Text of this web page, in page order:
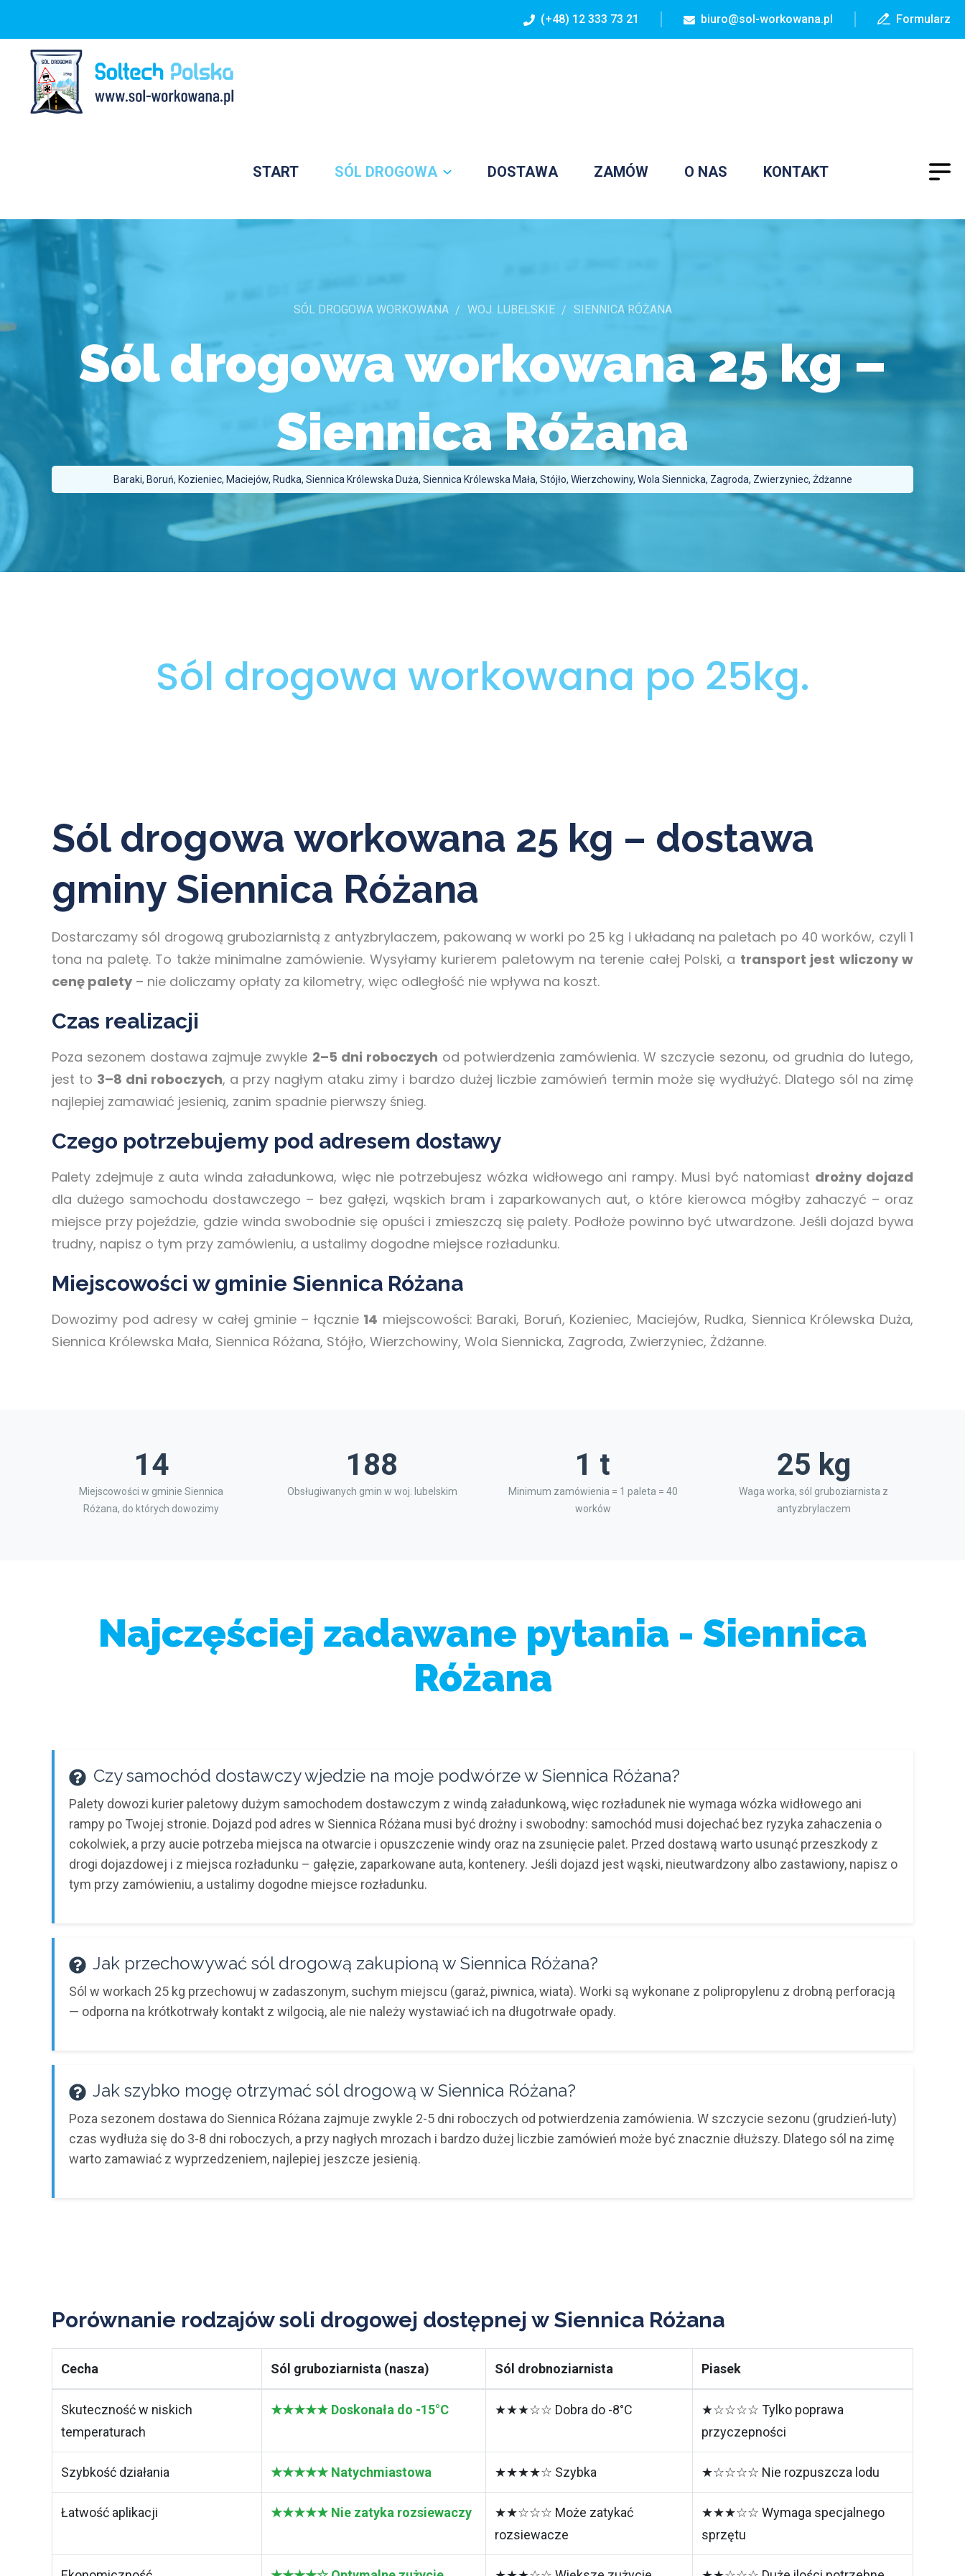
(+48) 12 333 73 21 biuro@sol-workowana.pl Formularz
START SÓL DROGOWA DOSTAWA ZAMÓW O NAS KONTAKT
SÓL DROGOWA WORKOWANA WOJ. LUBELSKIE SIENNICA RÓŻANA
Sól drogowa workowana 25 kg –
Siennica Różana
Baraki, Boruń, Kozieniec, Maciejów, Rudka, Siennica Królewska Duża, Siennica Królewska Mała, Stójło, Wierzchowiny, Wola Siennicka, Zagroda, Zwierzyniec, Żdżanne
Sól drogowa workowana po 25kg.
Sól drogowa workowana 25 kg – dostawa
gminy Siennica Różana
Dostarczamy sól drogową gruboziarnistą z antyzbrylaczem, pakowaną w worki po 25 kg i układaną na paletach po 40 worków, czyli 1
tona na paletę. To także minimalne zamówienie. Wysyłamy kurierem paletowym na terenie całej Polski, a transport jest wliczony w
cenę palety – nie doliczamy opłaty za kilometry, więc odległość nie wpływa na koszt.
Czas realizacji
Poza sezonem dostawa zajmuje zwykle 2–5 dni roboczych od potwierdzenia zamówienia. W szczycie sezonu, od grudnia do lutego,
jest to 3–8 dni roboczych, a przy nagłym ataku zimy i bardzo dużej liczbie zamówień termin może się wydłużyć. Dlatego sól na zimę
najlepiej zamawiać jesienią, zanim spadnie pierwszy śnieg.
Czego potrzebujemy pod adresem dostawy
Palety zdejmuje z auta winda załadunkowa, więc nie potrzebujesz wózka widłowego ani rampy. Musi być natomiast drożny dojazd
dla dużego samochodu dostawczego – bez gałęzi, wąskich bram i zaparkowanych aut, o które kierowca mógłby zahaczyć – oraz
miejsce przy pojeździe, gdzie winda swobodnie się opuści i zmieszczą się palety. Podłoże powinno być utwardzone. Jeśli dojazd bywa
trudny, napisz o tym przy zamówieniu, a ustalimy dogodne miejsce rozładunku.
Miejscowości w gminie Siennica Różana
Dowozimy pod adresy w całej gminie – łącznie 14 miejscowości: Baraki, Boruń, Kozieniec, Maciejów, Rudka, Siennica Królewska Duża,
Siennica Królewska Mała, Siennica Różana, Stójło, Wierzchowiny, Wola Siennicka, Zagroda, Zwierzyniec, Żdżanne.
14
Miejscowości w gminie Siennica
Różana, do których dowozimy
188
Obsługiwanych gmin w woj. lubelskim
1 t
Minimum zamówienia = 1 paleta = 40
worków
25 kg
Waga worka, sól gruboziarnista z
antyzbrylaczem
Najczęściej zadawane pytania - Siennica
Różana
Czy samochód dostawczy wjedzie na moje podwórze w Siennica Różana?
Palety dowozi kurier paletowy dużym samochodem dostawczym z windą załadunkową, więc rozładunek nie wymaga wózka widłowego ani
rampy po Twojej stronie. Dojazd pod adres w Siennica Różana musi być drożny i swobodny: samochód musi dojechać bez ryzyka zahaczenia o
cokolwiek, a przy aucie potrzeba miejsca na otwarcie i opuszczenie windy oraz na zsunięcie palet. Przed dostawą warto usunąć przeszkody z
drogi dojazdowej i z miejsca rozładunku – gałęzie, zaparkowane auta, kontenery. Jeśli dojazd jest wąski, nieutwardzony albo zastawiony, napisz o
tym przy zamówieniu, a ustalimy dogodne miejsce rozładunku.
Jak przechowywać sól drogową zakupioną w Siennica Różana?
Sól w workach 25 kg przechowuj w zadaszonym, suchym miejscu (garaż, piwnica, wiata). Worki są wykonane z polipropylenu z drobną perforacją
— odporna na krótkotrwały kontakt z wilgocią, ale nie należy wystawiać ich na długotrwałe opady.
Jak szybko mogę otrzymać sól drogową w Siennica Różana?
Poza sezonem dostawa do Siennica Różana zajmuje zwykle 2-5 dni roboczych od potwierdzenia zamówienia. W szczycie sezonu (grudzień-luty)
czas wydłuża się do 3-8 dni roboczych, a przy nagłych mrozach i bardzo dużej liczbie zamówień może być znacznie dłuższy. Dlatego sól na zimę
warto zamawiać z wyprzedzeniem, najlepiej jeszcze jesienią.
Porównanie rodzajów soli drogowej dostępnej w Siennica Różana
Cecha Sól gruboziarnista (nasza) Sól drobnoziarnista Piasek
Skuteczność w niskich
temperaturach
★★★★★ Doskonała do -15°C ★★★☆☆ Dobra do -8°C
★☆☆☆☆ Tylko poprawa
przyczepności
Szybkość działania ★★★★★ Natychmiastowa ★★★★☆ Szybka ★☆☆☆☆ Nie rozpuszcza lodu
Łatwość aplikacji ★★★★★ Nie zatyka rozsiewaczy
★★☆☆☆ Może zatykać
rozsiewacze
★★★☆☆ Wymaga specjalnego
sprzętu